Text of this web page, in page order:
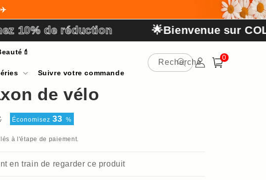
✈️
réduction 🌟Bienvenue sur COLODY.FR
Suivre votre commande
Recherche
ConnexionPanier
0
0 article
de vélo
Prix
Économisez 33 %
à l'étape de paiement.
en train de regarder ce produit